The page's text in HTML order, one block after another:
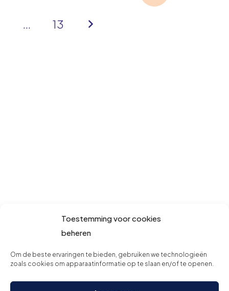
Toestemming voor cookies
beheren
Om de beste ervaringen te bieden, gebruiken we technologieën
zoals cookies om apparaatinformatie op te slaan en/of te openen.
… 13